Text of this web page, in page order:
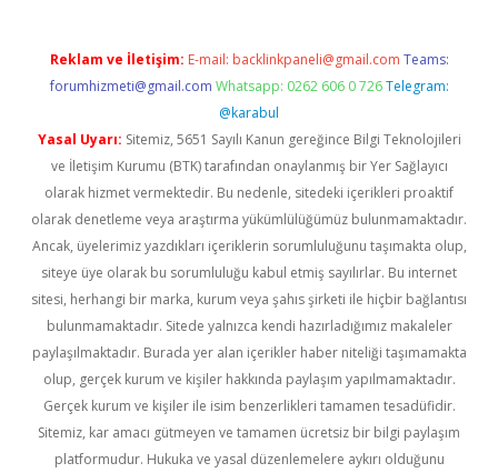
Reklam ve İletişim: E-mail: backlinkpaneli@gmail.com Teams:
forumhizmeti@gmail.com Whatsapp: 0262 606 0 726 Telegram:
@karabul
Yasal Uyarı: Sitemiz, 5651 Sayılı Kanun gereğince Bilgi Teknolojileri
ve İletişim Kurumu (BTK) tarafından onaylanmış bir Yer Sağlayıcı
olarak hizmet vermektedir. Bu nedenle, sitedeki içerikleri proaktif
olarak denetleme veya araştırma yükümlülüğümüz bulunmamaktadır.
Ancak, üyelerimiz yazdıkları içeriklerin sorumluluğunu taşımakta olup,
siteye üye olarak bu sorumluluğu kabul etmiş sayılırlar. Bu internet
sitesi, herhangi bir marka, kurum veya şahıs şirketi ile hiçbir bağlantısı
bulunmamaktadır. Sitede yalnızca kendi hazırladığımız makaleler
paylaşılmaktadır. Burada yer alan içerikler haber niteliği taşımamakta
olup, gerçek kurum ve kişiler hakkında paylaşım yapılmamaktadır.
Gerçek kurum ve kişiler ile isim benzerlikleri tamamen tesadüfidir.
Sitemiz, kar amacı gütmeyen ve tamamen ücretsiz bir bilgi paylaşım
platformudur. Hukuka ve yasal düzenlemelere aykırı olduğunu